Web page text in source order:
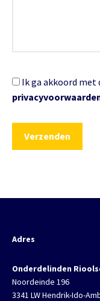
Ik ga akkoord met
Adres
Onderdelinden
Noordeinde 196
3341 LW Hendrik-Ido-